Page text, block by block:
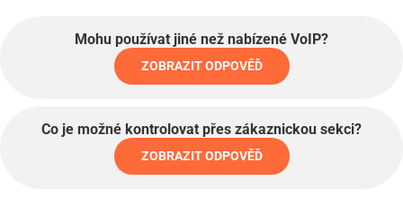
Mohu používat jiné než nabízené VoIP?
ZOBRAZIT ODPOVĚĎ
Co je možné kontrolovat přes zákaznickou sekci?
ZOBRAZIT ODPOVĚĎ